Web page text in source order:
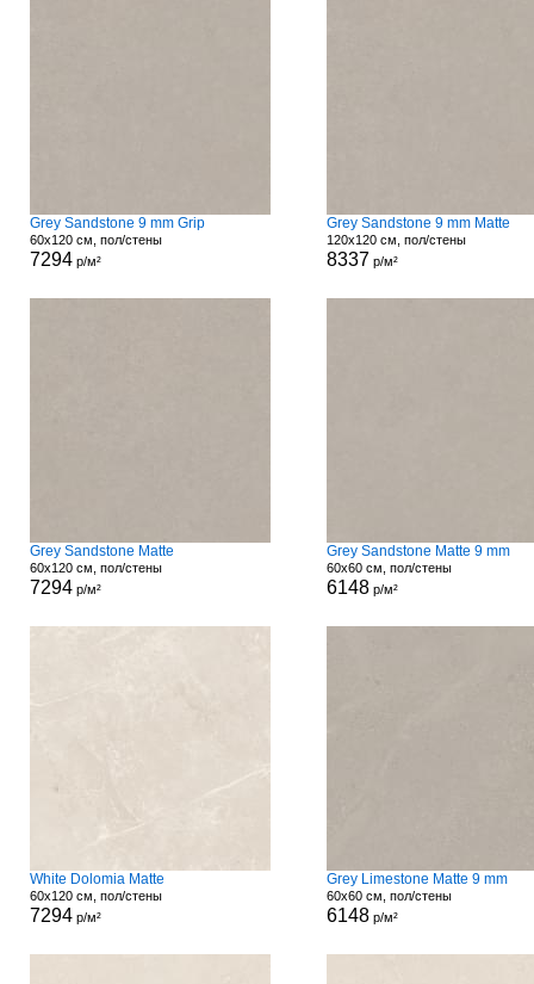
Grey Sandstone 9 mm Grip
60x120 см, пол/стены
7294 р/м²
Grey Sandstone 9 mm Matte
120x120 см, пол/стены
8337 р/м²
Grey Sandstone Matte
60x120 см, пол/стены
7294 р/м²
Grey Sandstone Matte 9 mm
60x60 см, пол/стены
6148 р/м²
White Dolomia Matte
60x120 см, пол/стены
7294 р/м²
Grey Limestone Matte 9 mm
60x60 см, пол/стены
6148 р/м²